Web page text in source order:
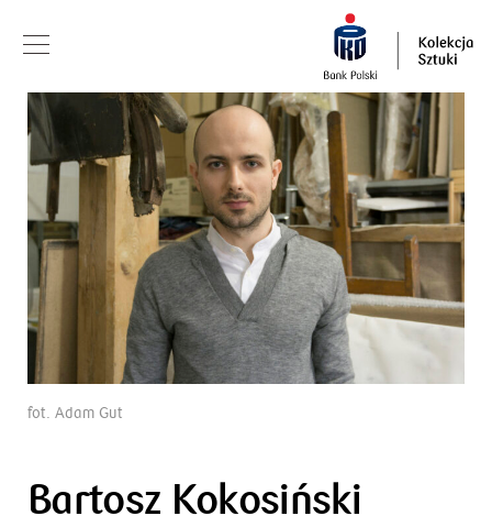
fot. Adam Gut
Bartosz Kokosiński